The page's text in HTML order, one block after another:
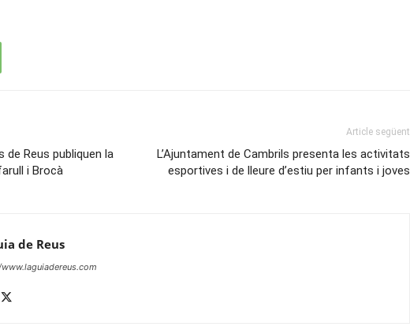
de Reus publiquen la
i Brocà
Article següent
L’Ajuntament de Cambrils presenta les activitats
esportives i de lleure d’estiu per infants i joves
de Reus